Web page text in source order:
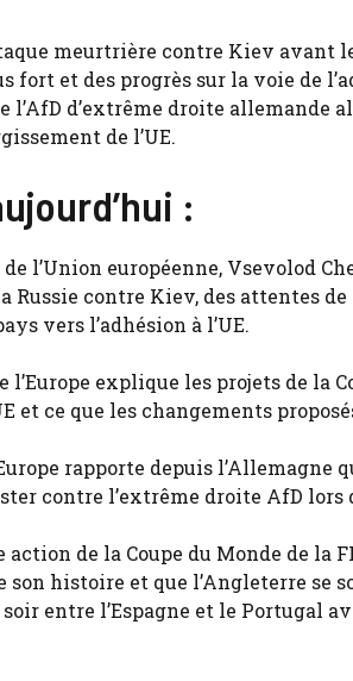
meurtrière contre Kiev avant
et des progrès sur la voie de
d’extrême droite allemande
de l’UE.
:
de l’Union européenne, Vsevolod
contre Kiev, des attentes de
vers l’adhésion à l’UE.
l’Europe explique les projets de
et ce que les changements
rapporte depuis
contre l’extrême droite AfD
de la Coupe du Monde de la
son histoire et que l’Angleterre se
entre l’Espagne et le Portugal